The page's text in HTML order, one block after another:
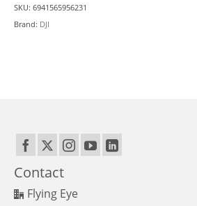
SKU: 6941565956231
Brand: DJI
Contact
Flying Eye